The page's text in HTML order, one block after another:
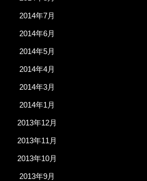
2014年7月
2014年6月
2014年5月
2014年4月
2014年3月
2014年1月
2013年12月
2013年11月
2013年10月
2013年9月